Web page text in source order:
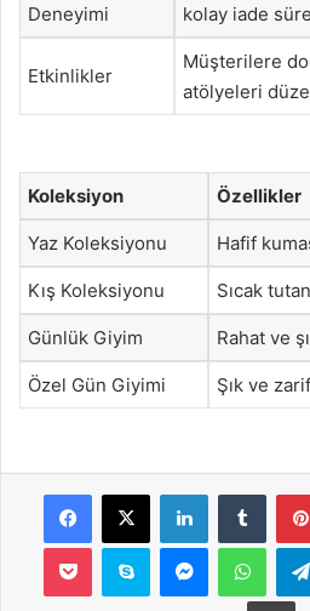
Deneyimi
kolay iade
Etkinlikler
Müşterilere
atölyeleri
Koleksiyon Özellikler
Yaz Koleksiyonu Hafif
Kış Koleksiyonu Sıcak
Günlük Giyim Rahat ve
Özel Gün Giyimi Şık ve
Facebook
X LinkedIn
Pocket Skype Messenger